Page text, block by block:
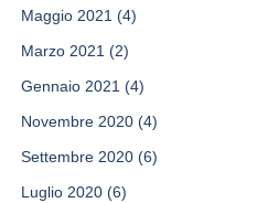
Maggio 2021 (4)
Marzo 2021 (2)
Gennaio 2021 (4)
Novembre 2020 (4)
Settembre 2020 (6)
Luglio 2020 (6)